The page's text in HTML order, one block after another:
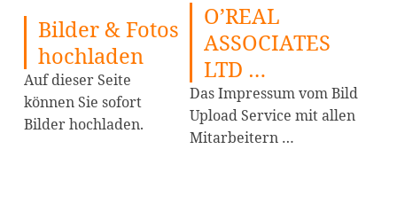
Bilder & Fotos
hochladen
Auf dieser Seite
können Sie sofort
Bilder hochladen.
O’REAL
ASSOCIATES
LTD …
Das Impressum vom Bild
Upload Service mit allen
Mitarbeitern …